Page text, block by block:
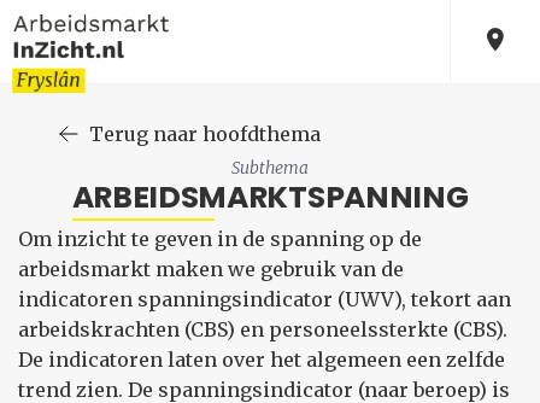
Terug naar hoofdthema
Subthema
ARBEIDSMARKTSPANNING
Om inzicht te geven in de spanning op de
arbeidsmarkt maken we gebruik van de
indicatoren spanningsindicator (UWV), tekort aan
arbeidskrachten (CBS) en personeelssterkte (CBS).
De indicatoren laten over het algemeen een zelfde
trend zien. De spanningsindicator (naar beroep) is